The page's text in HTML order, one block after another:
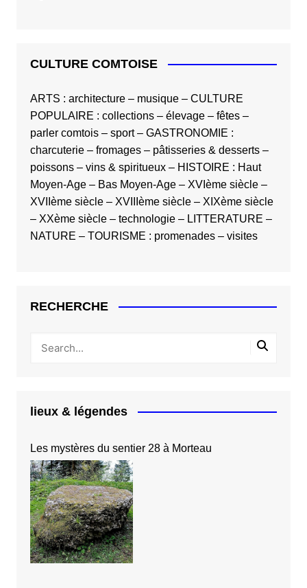
CULTURE COMTOISE
ARTS : architecture– musique– CULTURE
POPULAIRE : collections– élevage– fêtes–
parler comtois– sport– GASTRONOMIE :
charcuterie– fromages– pâtisseries & desserts–
poissons– vins & spiritueux– HISTOIRE : Haut
Moyen-Age– Bas Moyen-Age– XVIème siècle–
XVIIème siècle– XVIIIème siècle– XIXème siècle
– XXème siècle– technologie– LITTERATURE –
NATURE – TOURISME : promenades– visites
RECHERCHE
lieux & légendes
Les mystères du sentier 28 à Morteau